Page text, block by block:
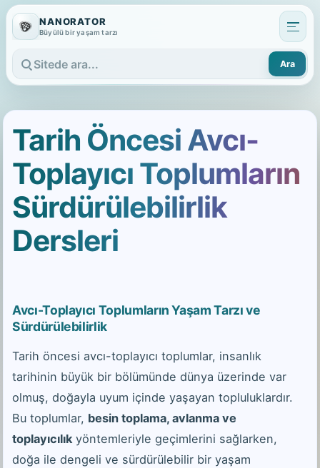
NANORATOR
Büyülü bir yaşam tarzı
Sitede ara
Ara
Tarih Öncesi Avcı-
Toplayıcı Toplumların
Sürdürülebilirlik
Dersleri
Avcı-Toplayıcı Toplumların Yaşam Tarzı ve
Sürdürülebilirlik
Tarih öncesi avcı-toplayıcı toplumlar, insanlık
tarihinin büyük bir bölümünde dünya üzerinde var
olmuş, doğayla uyum içinde yaşayan topluluklardır.
Bu toplumlar, besin toplama, avlanma ve
toplayıcılıkyöntemleriyle geçimlerini sağlarken,
doğa ile dengeli ve sürdürülebilir bir yaşam